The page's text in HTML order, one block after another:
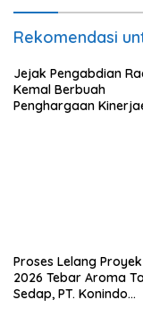
Rekomendasi
Jejak Pengabdian
Kemal Berbuah
Penghargaan
Proses Lelang
2026 Tebar Aroma
Sedap, PT. Konindo